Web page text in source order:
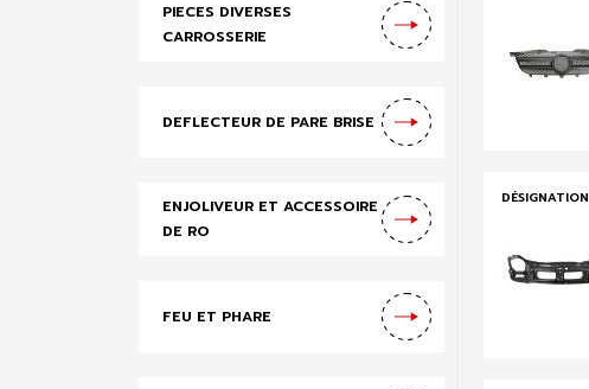
PIECES DIVERSES
CARROSSERIE
DEFLECTEUR DE PARE BRISE
ENJOLIVEUR ET ACCESSOIRE
DE RO
FEU ET PHARE
DÉSIGNATION